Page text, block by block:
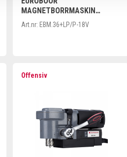
MAGNETBORRMASKIN
36+LPKOMPAKT
Art.nr: EBM.36+LP/P-18V
Offensiv